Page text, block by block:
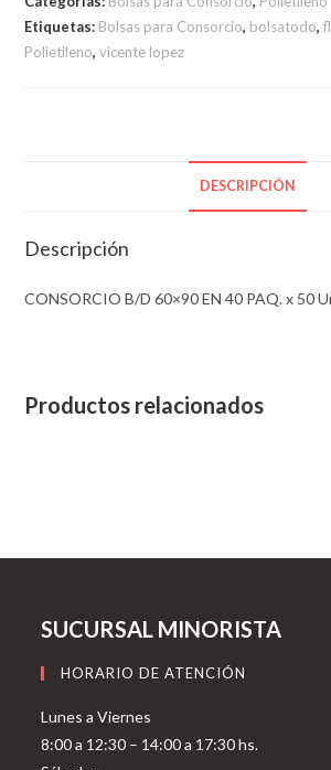
PAQ.
x
Etiquetas: Bolsas para Consorcio, bolsatodo,
Polietileno,vicente lopez
DESCRIPCIÓN
Descripción
CONSORCIO B/D 60×90 EN 40 PAQ. x 50
Productos relacionados
SUCURSAL MINORISTA
HORARIO DE ATENCIÓN
Lunes a Viernes
8:00 a 12:30 – 14:00 a 17:30 hs.